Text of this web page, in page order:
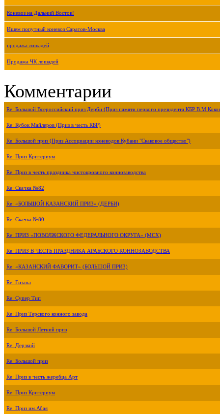
Коневоз на Дальний Восток!
Ищем попутный коневоз Саратов-Москва
продажа лошадей
Продажа ЧК лошадей
Комментарии
Re: Большой Всероссийский приз Дерби (Приз памяти первого президента КБР
Re: Кубок Майлеров (Приз в честь КБР)
Re: Большой приз (Приз Ассоциации коневодов Кубани "Скаковое общество")
Re: Приз Критериум
Re: Приз в честь праздника чистокровного коннозаводства
Re: Скачка №82
Re: «БОЛЬШОЙ КАЗАНСКИЙ ПРИЗ» (ДЕРБИ)
Re: Скачка №80
Re: ПРИЗ «ПОВОЛЖСКОГО ФЕДЕРАЛЬНОГО ОКРУГА» (МСХ)
Re: ПРИЗ В ЧЕСТЬ ПРАЗДНИКА АРАБСКОГО КОННОЗАВОДСТВА
Re: «КАЗАНСКИЙ ФАВОРИТ» (БОЛЬШОЙ ПРИЗ)
Re: Гизана
Re: Супер Тип
Re: Приз Терского конного завода
Re: Большой Летний приз
Re: Дерзкий
Re: Большой приз
Re: Приз в честь жеребца Арт
Re: Приз Критериум
Re: Приз им.Абая